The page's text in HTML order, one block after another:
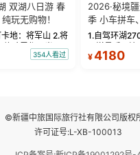
双湖八日游 春
玩无购物！
地：将军山 2.将
体验雪都风光 3.
对，蹦迪party 4.
354人看过
2026·秘境
季 小车拼车
1.自驾环湖
西洋最后一
让雪山、花海
¥4180
©新疆中旅国际旅行社有限公司版权
许可证号:L-XB-100013